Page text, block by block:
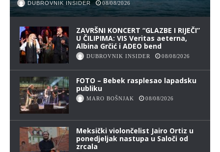
DUBROVNIK INSIDER 08/08/2026
ZAVRŠNI KONCERT “GLAZBE I RIJEČI”
U ČILIPIMA: VIS Veritas aeterna,
Albina Grčić i ADEO bend
DUBROVNIK INSIDER 08/08/2026
FOTO – Bebek rasplesao lapadsku
publiku
MARO BOŠNJAK 08/08/2026
Meksički violončelist Jairo Ortiz u
ponedjeljak nastupa u Saloči od
zrcala